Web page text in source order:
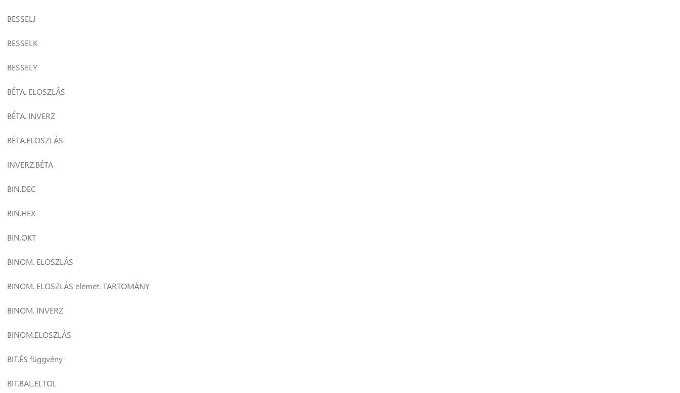
BESSELJ
BESSELK
BESSELY
BÉTA. ELOSZLÁS
BÉTA. INVERZ
BÉTA.ELOSZLÁS
INVERZ.BÉTA
BIN.DEC
BIN.HEX
BIN.OKT
BINOM. ELOSZLÁS
BINOM. ELOSZLÁS elemet. TARTOMÁNY
BINOM. INVERZ
BINOM.ELOSZLÁS
BIT.ÉS függvény
BIT.BAL.ELTOL